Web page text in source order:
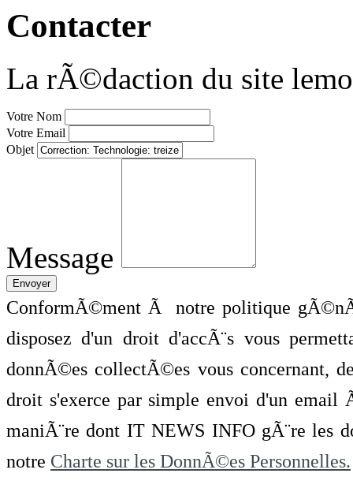
Contacter
La rÃ©daction du site
Votre Nom
Votre Email
Objet
Message
ConformÃ©ment Ã notre politique
disposez d'un droit d'accÃ¨s vous
donnÃ©es collectÃ©es vous concernant,
droit s'exerce par simple envoi d'un
maniÃ¨re dont IT NEWS INFO gÃ¨re les
notre Charte sur les DonnÃ©es Personnelles.